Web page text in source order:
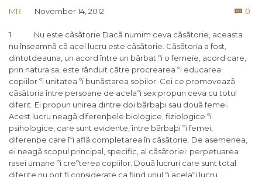
MR November 14, 2012  0
1. Nu este cãsãtorie Dacã numim ceva cãsãtorie, aceasta
nu înseamnã cã acel lucru este cãsãtorie. Cãsãtoria a fost,
dintotdeauna, un acord între un bãrbat ºi o femeie, acord care,
prin natura sa, este rânduit cãtre procrearea ºi educarea
copiilor ºi unitatea ºi bunãstarea soþilor. Cei ce promoveazã
cãsãtoria între persoane de acelaºi sex propun ceva cu totul
diferit. Ei propun unirea dintre doi bãrbaþi sau douã femei.
Acest lucru neagã diferenþele biologice, fiziologice ºi
psihologice, care sunt evidente, între bãrbaþi ºi femei,
diferenþe care îºi aflã completarea în cãsãtorie. De asemenea,
ei neagã scopul principal, specific, al cãsãtoriei: perpetuarea
rasei umane ºi creºterea copiilor. Douã lucruri care sunt total
diferite nu pot fi considerate ca fiind unul ºi acelaºi lucru.